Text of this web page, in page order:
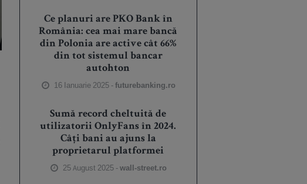
Ce planuri are PKO Bank în
România: cea mai mare bancă
din Polonia are active cât 66%
din tot sistemul bancar
autohton
16 Ianuarie 2025 -futurebanking.ro
Sumă record cheltuită de
utilizatorii OnlyFans în 2024.
Câți bani au ajuns la
proprietarul platformei
25 August 2025 -wall-street.ro